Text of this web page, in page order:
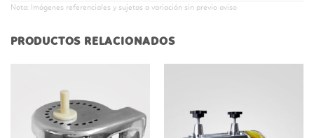
Nota: Imágenes referenciales y sujetas a variación sin previo aviso
PRODUCTOS RELACIONADOS